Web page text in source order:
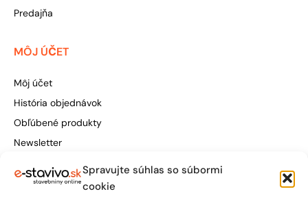
Spravujte súhlas so súbormi
cookie
Predajňa
MÔJ ÚČET
Môj účet
História objednávok
Obľúbené produkty
Newsletter
Štúrova 155, 949 01 Nitra